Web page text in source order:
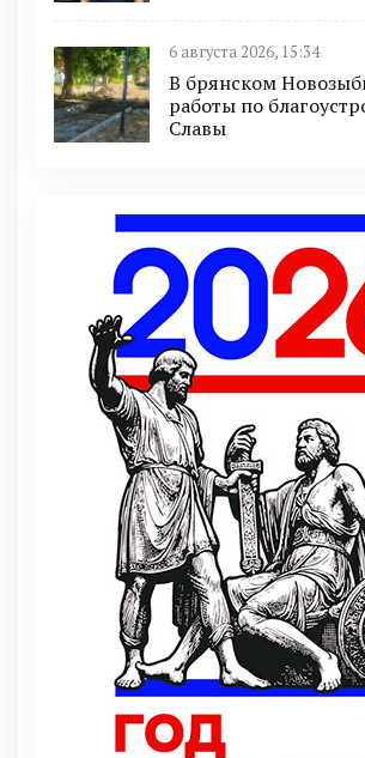
6 августа 2026, 15:34
В брянском
работы по
Славы